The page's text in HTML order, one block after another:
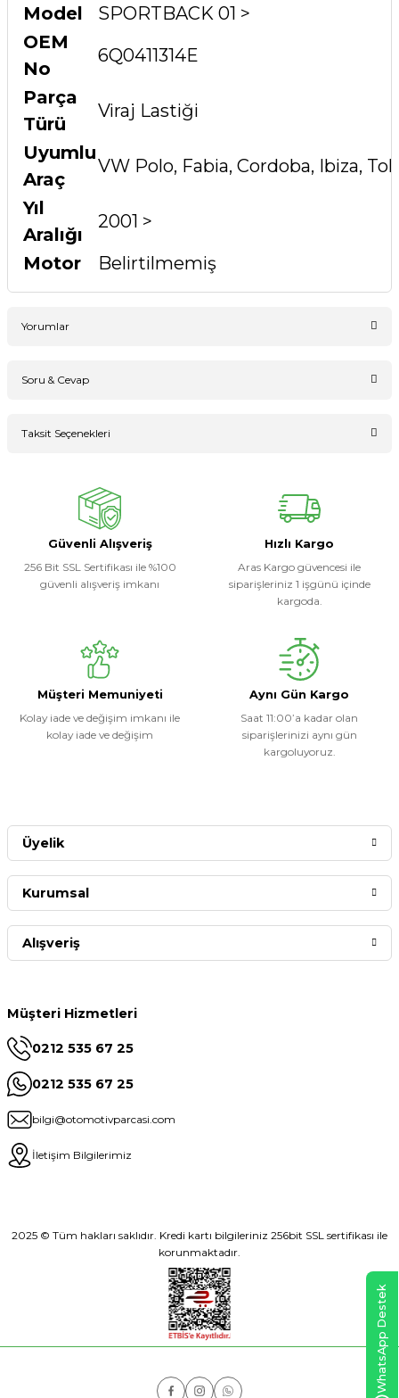
Model
SPORTBACK 01 >
OEM
No
6Q0411314E
Parça
Türü
Viraj Lastiği
Uyumlu
Araç
VW Polo, Fabia, Cordoba, Ibiza,
Yıl
Aralığı
2001 >
Motor
Belirtilmemiş
Yorumlar
Soru & Cevap
Taksit Seçenekleri
Güvenli Alışveriş
256 Bit SSL Sertifikası ile %100
güvenli alışveriş imkanı
Hızlı Kargo
Aras Kargo güvencesi ile
siparişleriniz 1 işgünü içinde
kargoda.
Müşteri Memuniyeti
Kolay iade ve değişim imkanı ile
kolay iade ve değişim
Aynı Gün Kargo
Saat 11:00’a kadar olan
siparişlerinizi aynı gün
kargoluyoruz.
Müşteri Hizmetleri
0212 535 67 25
0212 535 67 25
bilgi@otomotivparcasi.com
İletişim Bilgilerimiz
Üyelik
Kurumsal
Alışveriş
2025 © Tüm hakları saklıdır. Kredi kartı bilgileriniz 256bit SSL sertifikası ile
korunmaktadır.
WhatsApp Destek